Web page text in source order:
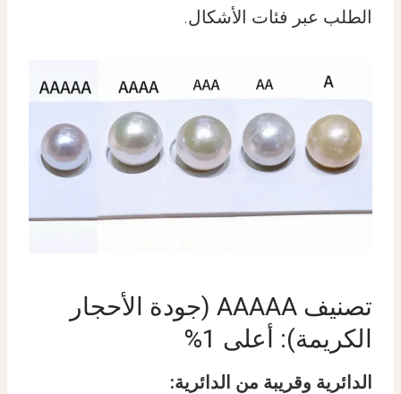
الطلب عبر فئات الأشكال.
تصنيف AAAAA (جودة الأحجار
الكريمة): أعلى 1%
الدائرية وقريبة من الدائرية: